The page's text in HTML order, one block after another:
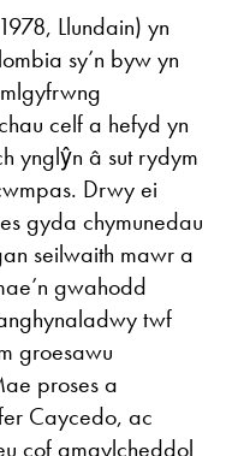
Llundain) yn
sy’n byw yn
celf a hefyd yn
ynglŷn â sut rydym
Drwy ei
gyda chymunedau
seilwaith mawr a
gwahodd
twf
groesawu
proses a
Caycedo, ac
cof amgylcheddol